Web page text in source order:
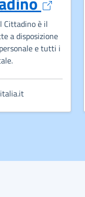
Cittadino è il
a disposizione
e tutti i